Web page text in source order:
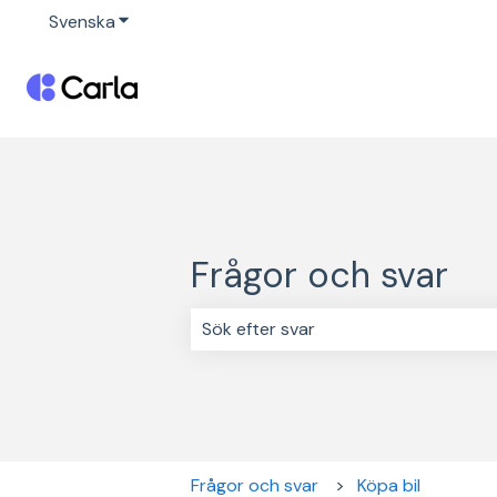
SvenskaVisa undermenyer för översättningar
Frågor och svar
Frågor och svar Köpa bil